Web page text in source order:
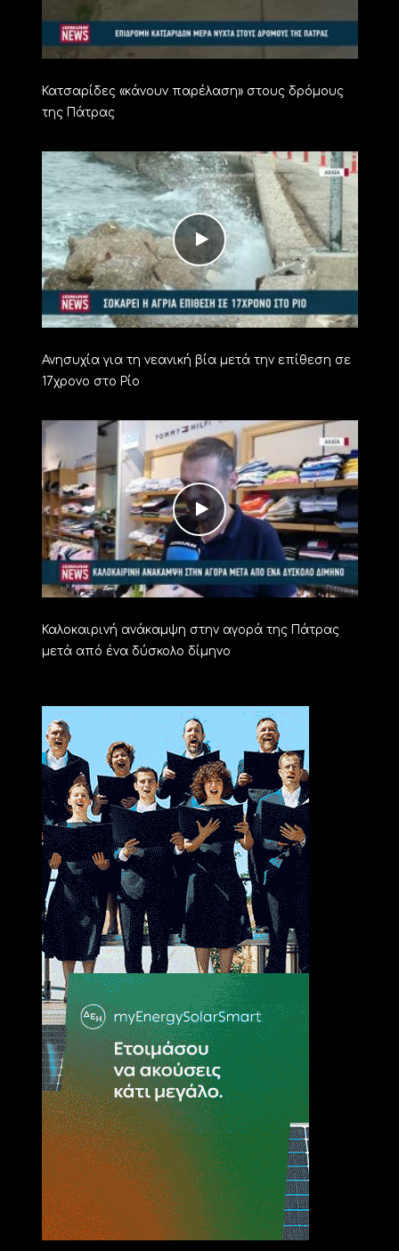
Κατσαρίδες «κάνουν παρέλαση» στους δρόμους
της Πάτρας
Ανησυχία για τη νεανική βία μετά την επίθεση σε
17χρονο στο Ρίο
Καλοκαιρινή ανάκαμψη στην αγορά της Πάτρας
μετά από ένα δύσκολο δίμηνο